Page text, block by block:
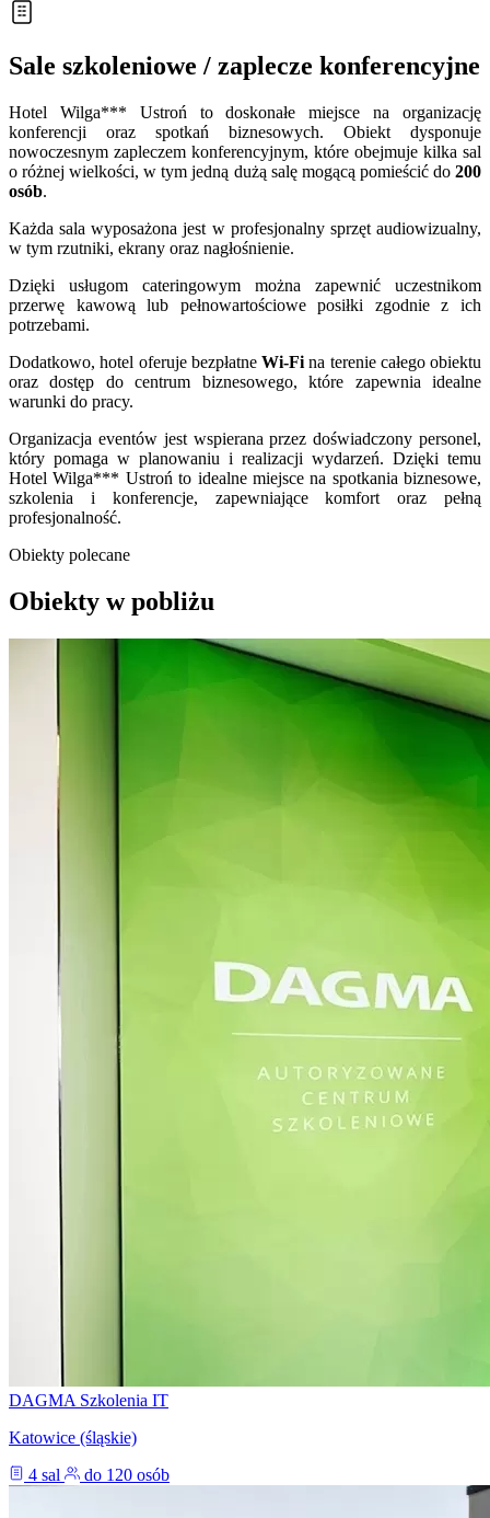
Sale szkoleniowe / zaplecze konferencyjne
Hotel Wilga*** Ustroń to doskonałe miejsce na organizację
konferencji oraz spotkań biznesowych. Obiekt dysponuje
nowoczesnym zapleczem konferencyjnym, które obejmuje kilka sal
o różnej wielkości, w tym jedną dużą salę mogącą pomieścić do 200
osób.
Każda sala wyposażona jest w profesjonalny sprzęt audiowizualny,
w tym rzutniki, ekrany oraz nagłośnienie.
Dzięki usługom cateringowym można zapewnić uczestnikom
przerwę kawową lub pełnowartościowe posiłki zgodnie z ich
potrzebami.
Dodatkowo, hotel oferuje bezpłatne Wi-Fi na terenie całego obiektu
oraz dostęp do centrum biznesowego, które zapewnia idealne
warunki do pracy.
Organizacja eventów jest wspierana przez doświadczony personel,
który pomaga w planowaniu i realizacji wydarzeń. Dzięki temu
Hotel Wilga*** Ustroń to idealne miejsce na spotkania biznesowe,
szkolenia i konferencje, zapewniające komfort oraz pełną
profesjonalność.
Obiekty polecane
Obiekty w pobliżu
DAGMA Szkolenia IT
Katowice (śląskie)
4 sal
do 120 osób